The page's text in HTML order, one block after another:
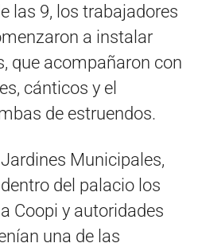
las 9, los trabajadores
a instalar
que acompañaron con
cánticos y el
de estruendos.
Municipales,
del palacio los
Coopi y autoridades
una de las